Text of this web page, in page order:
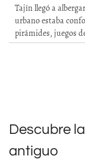
Tajín llegó a
urbano estaba
pirámides, juegos
Descubre
antiguo